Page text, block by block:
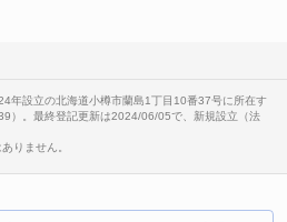
年設立の北海道小樽市蘭島1丁目10番37号に所在す
）。最終登記更新は2024/06/05で、新規設立（法
りません。